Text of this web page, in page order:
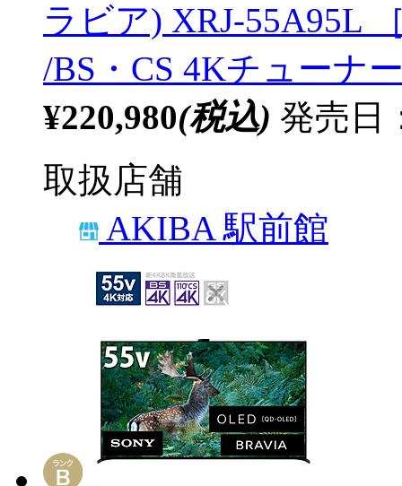
ラビア) XRJ-55A95L
/BS・CS 4Kチューナ
¥220,980(税込) 発売日
取扱店舗
AKIBA 駅前館